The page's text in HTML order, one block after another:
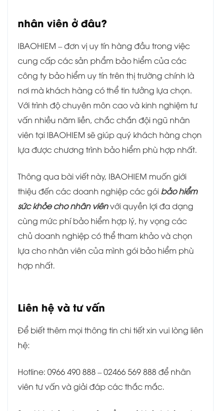
nhân viên ở đâu?
IBAOHIEM – đơn vị uy tín hàng đầu trong việc
cung cấp các sản phẩm bảo hiểm của các
công ty bảo hiểm uy tín trên thị trường chính là
nơi mà khách hàng có thể tin tưởng lựa chọn.
Với trình độ chuyên môn cao và kinh nghiệm tư
vấn nhiều năm liền, chắc chắn đội ngũ nhân
viên tại IBAOHIEM sẽ giúp quý khách hàng chọn
lựa được chương trình bảo hiểm phù hợp nhất.
Thông qua bài viết này, IBAOHIEM muốn giới
thiệu đến các doanh nghiệp các gói bảo hiểm
sức khỏe cho nhân viênvới quyền lợi đa dạng
cùng mức phí bảo hiểm hợp lý, hy vọng các
chủ doanh nghiệp có thể tham khảo và chọn
lựa cho nhân viên của mình gói bảo hiểm phù
hợp nhất.
Liên hệ và tư vấn
Để biết thêm mọi thông tin chi tiết xin vui lòng liên
hệ:
Hotline: 0966 490 888 – 02466 569 888 để nhân
viên tư vấn và giải đáp các thắc mắc.